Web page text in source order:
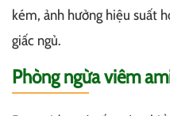
kém, ảnh hưởng hiệu suất
giấc ngủ.
Phòng ngừa viêm